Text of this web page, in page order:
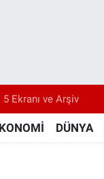
5 Ekranı ve Arşiv
DÜNYA